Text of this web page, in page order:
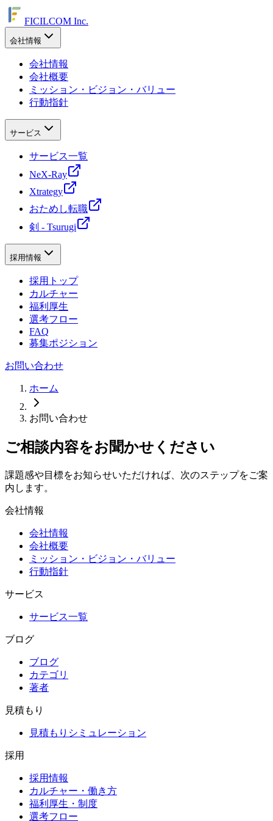
FICILCOM Inc.
会社情報
会社情報
会社概要
ミッション・ビジョン・バリュー
行動指針
サービス
サービス一覧
NeX-Ray
Xtrategy
おためし転職
剣 - Tsurugi
採用情報
採用トップ
カルチャー
福利厚生
選考フロー
FAQ
募集ポジション
お問い合わせ
ホーム
お問い合わせ
ご相談内容をお聞かせください
課題感や目標をお知らせいただければ、次のステップをご案
内します。
会社情報
会社情報
会社概要
ミッション・ビジョン・バリュー
行動指針
サービス
サービス一覧
ブログ
ブログ
カテゴリ
著者
見積もり
見積もりシミュレーション
採用
採用情報
カルチャー・働き方
福利厚生・制度
選考フロー